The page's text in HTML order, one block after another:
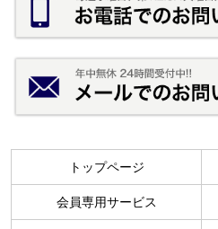
トップページ
会員専用サービス